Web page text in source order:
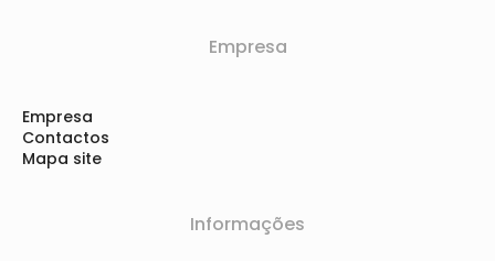
Empresa
Empresa
Contactos
Mapa site
Informações